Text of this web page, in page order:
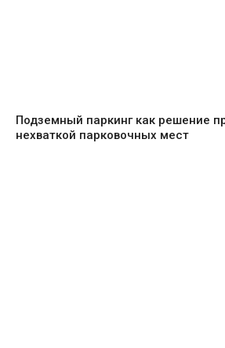
Подземный паркинг как решение
нехваткой парковочных мест